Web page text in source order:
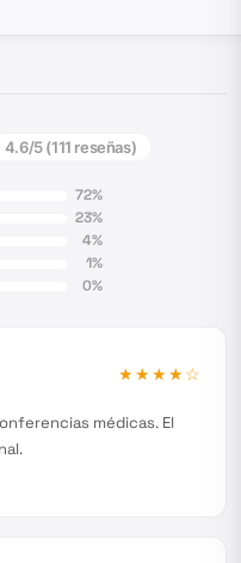
4.6/5 (111 reseñas)
72%
23%
4%
1%
0%
★★★★☆
médicas. El